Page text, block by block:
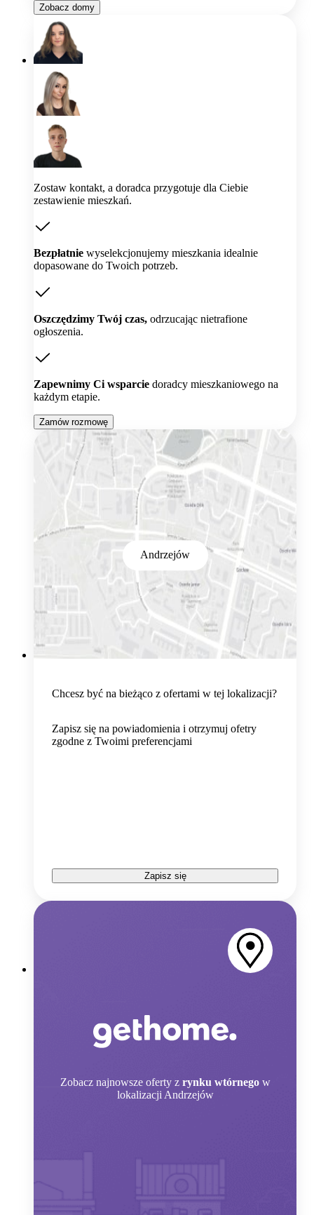
Zobacz domy
Zostaw kontakt, a doradca przygotuje dla Ciebie
zestawienie mieszkań.
Bezpłatnie wyselekcjonujemy mieszkania idealnie
dopasowane do Twoich potrzeb.
Oszczędzimy Twój czas, odrzucając nietrafione
ogłoszenia.
Zapewnimy Ci wsparcie doradcy mieszkaniowego na
każdym etapie.
Zamów rozmowę
Andrzejów
Chcesz być na bieżąco z ofertami w tej lokalizacji?
Zapisz się na powiadomienia i otrzymuj ofetry
zgodne z Twoimi preferencjami
Zapisz się
Zobacz najnowsze oferty z rynku wtórnego w
lokalizacji Andrzejów